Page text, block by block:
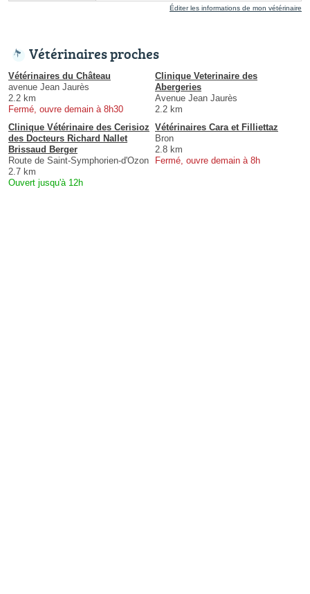
Éditer les informations de mon vétérinaire
Vétérinaires proches
Vétérinaires du Château
avenue Jean Jaurès
2.2 km
Fermé, ouvre demain à 8h30
Clinique Veterinaire des
Abergeries
Avenue Jean Jaurès
2.2 km
Clinique Vétérinaire des Cerisioz
des Docteurs Richard Nallet
Brissaud Berger
Route de Saint-Symphorien-d'Ozon
2.7 km
Ouvert jusqu'à 12h
Vétérinaires Cara et Filliettaz
Bron
2.8 km
Fermé, ouvre demain à 8h